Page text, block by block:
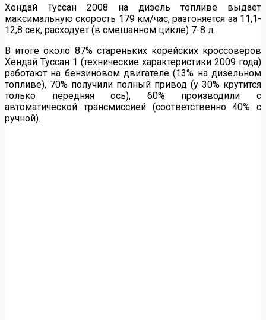
Хендай Туссан 2008 на дизель топливе выдает
максимальную скорость 179 км/час, разгоняется за 11,1-
12,8 сек, расходует (в смешанном цикле) 7-8 л.
В итоге около 87% стареньких корейских кроссоверов
Хендай Туссан 1 (технические характеристики 2009 года)
работают на бензиновом двигателе (13% на дизельном
топливе), 70% получили полный привод (у 30% крутится
только передняя ось), 60% производили с
автоматической трансмиссией (соответственно 40% с
ручной).